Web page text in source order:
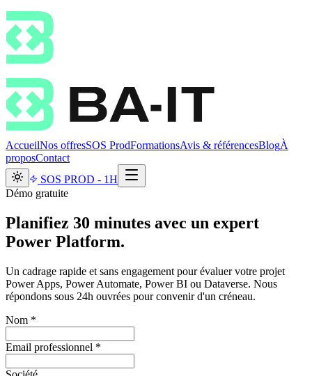
AccueilNos offresSOS ProdFormationsAvis & référencesBlogÀ
proposContact
SOS PROD - 1H
Démo gratuite
Planifiez 30 minutes avec un expert
Power Platform.
Un cadrage rapide et sans engagement pour évaluer votre projet
Power Apps, Power Automate, Power BI ou Dataverse. Nous
répondons sous 24h ouvrées pour convenir d'un créneau.
Nom *
Email professionnel *